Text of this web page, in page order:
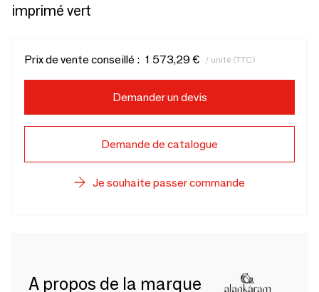
imprimé vert
Prix de vente conseillé : 1 573,29 € / unité (TTC)
Demander un devis
Demande de catalogue
Je souhaite passer commande
A propos de la marque